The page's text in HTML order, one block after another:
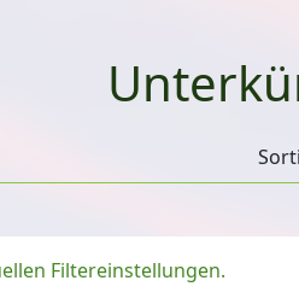
Filtereinstellungen.